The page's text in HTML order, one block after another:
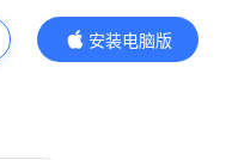
安装电脑版
内容更精彩